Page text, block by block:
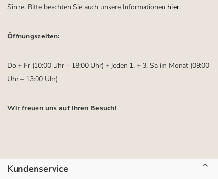
Sinne. Bitte beachten Sie auch unsere Informationen hier.
Öffnungszeiten:
Do + Fr (10:00 Uhr – 18:00 Uhr) + jeden 1. + 3. Sa im Monat (09:00
Uhr – 13:00 Uhr)
Wir freuen uns auf Ihren Besuch!
Kundenservice